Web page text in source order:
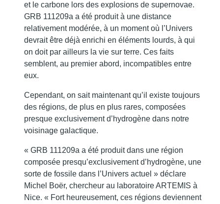
et le carbone lors des explosions de supernovae.
GRB 111209a a été produit à une distance
relativement modérée, à un moment où l’Univers
devrait être déjà enrichi en éléments lourds, à qui
on doit par ailleurs la vie sur terre. Ces faits
semblent, au premier abord, incompatibles entre
eux.
Cependant, on sait maintenant qu’il existe toujours
des régions, de plus en plus rares, composées
presque exclusivement d’hydrogène dans notre
voisinage galactique.
« GRB 111209a a été produit dans une région
composée presqu’exclusivement d’hydrogène, une
sorte de fossile dans l’Univers actuel » déclare
Michel Boër, chercheur au laboratoire ARTEMIS à
Nice. « Fort heureusement, ces régions deviennent